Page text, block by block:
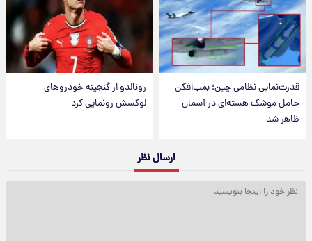
قدرت‌نمایی نظامی چین؛ بمب‌افکن
حامل موشک هسته‌ای در آسمان
ظاهر شد
رونالدو از گنجینه خودروهای
لوکسش رونمایی کرد
ارسال نظر